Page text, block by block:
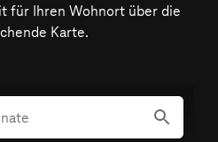
für Ihren Wohnort über die
Karte.